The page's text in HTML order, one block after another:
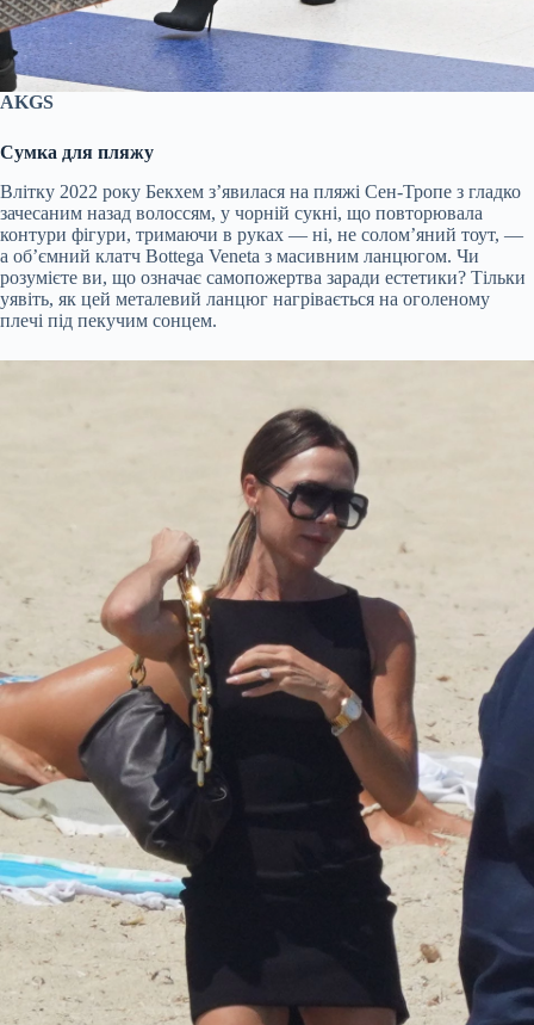
AKGS
Сумка для пляжу
Влітку 2022 року Бекхем з’явилася на пляжі Сен-Тропе з гладко
зачесаним назад волоссям, у чорній сукні, що повторювала
контури фігури, тримаючи в руках — ні, не солом’яний тоут, —
а об’ємний клатч Bottega Veneta з масивним ланцюгом. Чи
розумієте ви, що означає самопожертва заради естетики? Тільки
уявіть, як цей металевий ланцюг нагрівається на оголеному
плечі під пекучим сонцем.